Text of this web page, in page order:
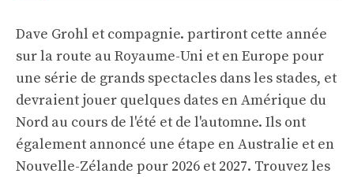
Dave Grohl et compagnie. partiront cette année
sur la route au Royaume-Uni et en Europe pour
une série de grands spectacles dans les stades, et
devraient jouer quelques dates en Amérique du
Nord au cours de l'été et de l'automne. Ils ont
également annoncé une étape en Australie et en
Nouvelle-Zélande pour 2026 et 2027. Trouvez les